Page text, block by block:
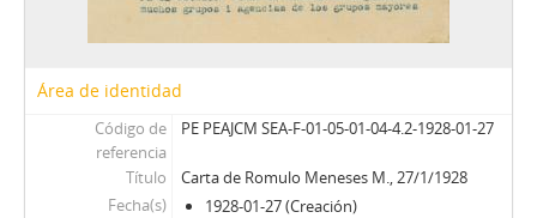
Área de identidad
Código de
referencia
PE PEAJCM SEA-F-01-05-01-04-4.2-1928-01-27
Título
Carta de Romulo Meneses M., 27/1/1928
Fecha(s)
1928-01-27 (Creación)